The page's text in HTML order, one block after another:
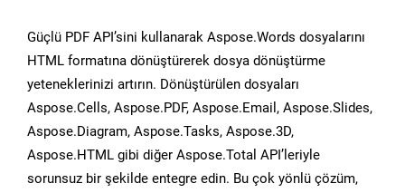
Güçlü PDF API’sini kullanarak Aspose.Words dosyalarını
HTML formatına dönüştürerek dosya dönüştürme
yeteneklerinizi artırın. Dönüştürülen dosyaları
Aspose.Cells, Aspose.PDF, Aspose.Email, Aspose.Slides,
Aspose.Diagram, Aspose.Tasks, Aspose.3D,
Aspose.HTML gibi diğer Aspose.Total API’leriyle
sorunsuz bir şekilde entegre edin. Bu çok yönlü çözüm,